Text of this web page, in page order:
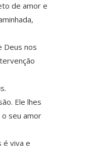
de amor e
Deus nos
Ele lhes
o seu amor
é viva e